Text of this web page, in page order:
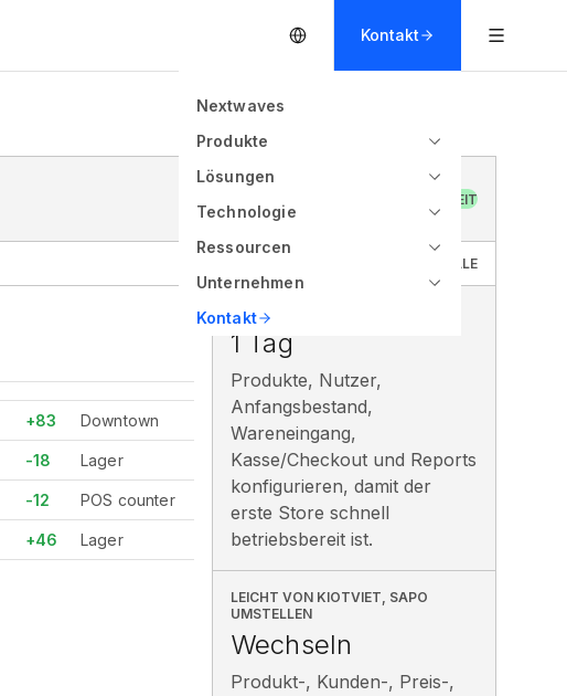
Kontakt
Nextwaves
Produkte
Lösungen
Technologie
Ressourcen
Unternehmen
Kontakt
BEREIT
BESTANDS-KOMMANDOZENTRALE
+83 Downtown
-18 Lager
-12 POS counter
+46 Lager
GO-LIVE-PLAN
1 Tag
Produkte, Nutzer,
Anfangsbestand,
Wareneingang,
Kasse/Checkout und Reports
konfigurieren, damit der
erste Store schnell
betriebsbereit ist.
LEICHT VON KIOTVIET, SAPO
UMSTELLEN
Wechseln
Produkt-, Kunden-, Preis-,